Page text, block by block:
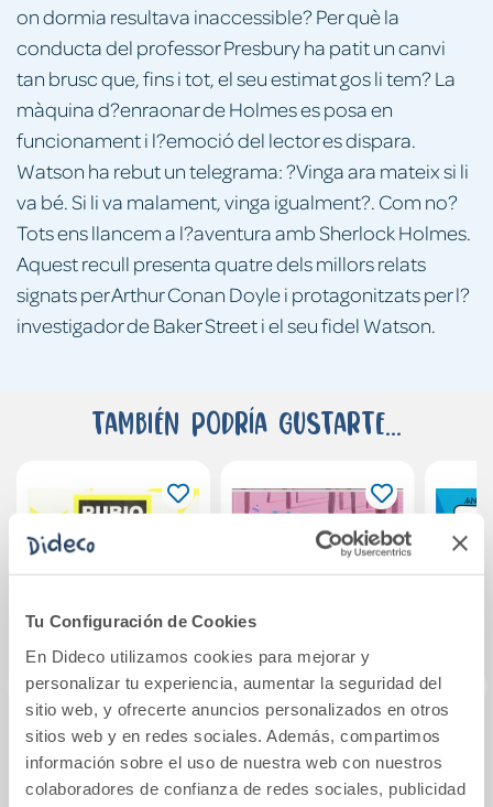
Tu Configuración de Cookies
En Dideco utilizamos cookies para mejorar y
personalizar tu experiencia, aumentar la seguridad del
sitio web, y ofrecerte anuncios personalizados en otros
sitios web y en redes sociales. Además, compartimos
información sobre el uso de nuestra web con nuestros
colaboradores de confianza de redes sociales, publicidad
on dormia resultava inaccessible? Per què la
conducta del professor Presbury ha patit un canvi
tan brusc que, fins i tot, el seu estimat gos li tem? La
màquina d?enraonar de Holmes es posa en
funcionament i l?emoció del lector es dispara.
Watson ha rebut un telegrama: ?Vinga ara mateix si li
va bé. Si li va malament, vinga igualment?. Com no?
Tots ens llancem a l?aventura amb Sherlock Holmes.
Aquest recull presenta quatre dels millors relats
signats per Arthur Conan Doyle i protagonitzats per l?
investigador de Baker Street i el seu fidel Watson.
También podría gustarte...
OPERACIONES
EUROS 0E
(Pqt.10).RU
Voy muy liado